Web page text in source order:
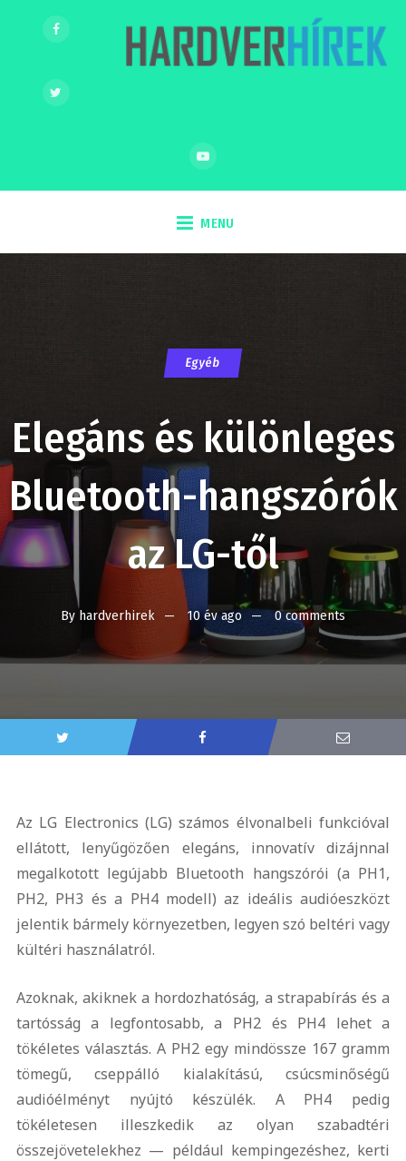
MENU
Egyéb
Elegáns és különleges
Bluetooth-hangszórók
az LG-től
By hardverhirek 10 év ago 0 comments
Az LG Electronics (LG) számos élvonalbeli funkcióval
ellátott, lenyűgözően elegáns, innovatív dizájnnal
megalkotott legújabb Bluetooth hangszórói (a PH1,
PH2, PH3 és a PH4 modell) az ideális audióeszközt
jelentik bármely környezetben, legyen szó beltéri vagy
kültéri használatról.
Azoknak, akiknek a hordozhatóság, a strapabírás és a
tartósság a legfontosabb, a PH2 és PH4 lehet a
tökéletes választás. A PH2 egy mindössze 167 gramm
tömegű, cseppálló kialakítású, csúcsminőségű
audióélményt nyújtó készülék. A PH4 pedig
tökéletesen illeszkedik az olyan szabadtéri
összejövetelekhez — például kempingezéshez, kerti